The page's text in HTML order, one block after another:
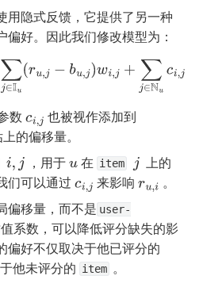
用隐式反馈，它提供了另一种
偏好。因此我们修改模型为：
j∈ u(ru ,j −b u,j wi,j+ ∑ ∈ Nu i j
数 ci,j
的偏移量。
i,j ，用于 u 在 item j
  上的
们可以通过 ci,j 来影响 ru,i 。
偏移量，而不是 user-
系数，可以降低评分缺失的影
偏好不仅取决于他已评分的
他未评分的 item 。